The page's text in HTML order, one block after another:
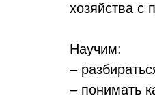
хозяйства с
Научим:
–
– понимать